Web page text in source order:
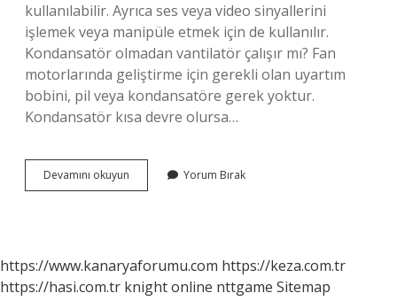
kullanılabilir. Ayrıca ses veya video sinyallerini
işlemek veya manipüle etmek için de kullanılır.
Kondansatör olmadan vantilatör çalışır mı? Fan
motorlarında geliştirme için gerekli olan uyartım
bobini, pil veya kondansatöre gerek yoktur.
Kondansatör kısa devre olursa…
Devamını okuyun Kondansatör
Olmadan
Yorum Bırak
https://www.kanaryaforumu.com https://keza.com.tr
https://hasi.com.tr knight online nttgame Sitemap